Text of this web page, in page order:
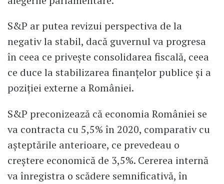
S&P ar putea revizui perspectiva de la
negativ la stabil, dacă guvernul va progresa
în ceea ce privește consolidarea fiscală, ceea
ce duce la stabilizarea finanțelor publice și a
poziției externe a României.
S&P preconizează că economia României se
va contracta cu 5,5% în 2020, comparativ cu
așteptările anterioare, ce prevedeau o
creștere economică de 3,5%. Cererea internă
va înregistra o scădere semnificativă, în